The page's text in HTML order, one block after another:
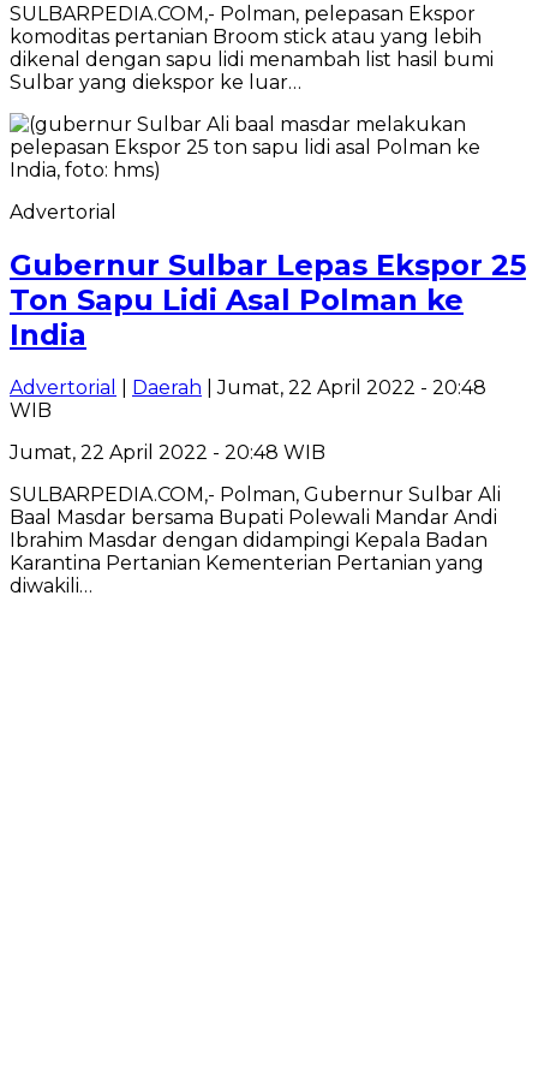
SULBARPEDIA.COM,- Polman, pelepasan Ekspor
komoditas pertanian Broom stick atau yang lebih
dikenal dengan sapu lidi menambah list hasil bumi
Sulbar yang diekspor ke luar…
Advertorial
Gubernur Sulbar Lepas Ekspor 25
Ton Sapu Lidi Asal Polman ke
India
Advertorial Daerah | Jumat, 22 April 2022 - 20:48
WIB
Jumat, 22 April 2022 - 20:48 WIB
SULBARPEDIA.COM,- Polman, Gubernur Sulbar Ali
Baal Masdar bersama Bupati Polewali Mandar Andi
Ibrahim Masdar dengan didampingi Kepala Badan
Karantina Pertanian Kementerian Pertanian yang
diwakili…